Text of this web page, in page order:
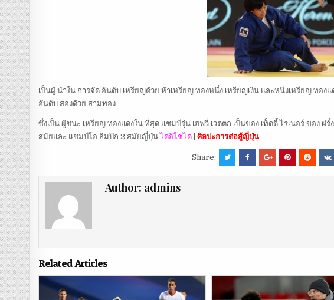
เป็นผู้ นำใน การจัด อันดับ เหรียญด้วย ห้าเหรียญ ทองหนึ่ง เหรียญเงิน และหนึ่งเหรียญ ทองแ
อันดับ สองด้วย สามทอง
ซึ่งเป็น ผู้ชนะ เหรียญ ทองแดงใน ที่สุด แชมป์รุ่น เฮฟวี่ เวตตก เป็นของ เท็ดดี้ ไรเนอร์ ของ ฝรั่
สมัยและ แชมป์โอ ลิมปิก 2 สมัยญี่ปุ่นไดอิโชได |ศิลปะการต่อสู้ญี่ปุ่น
Share:
Author: admins
Related Articles